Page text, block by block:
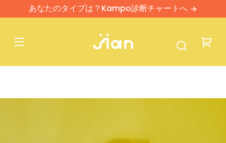
あなたのタイプは？Kampo診断チャートへ